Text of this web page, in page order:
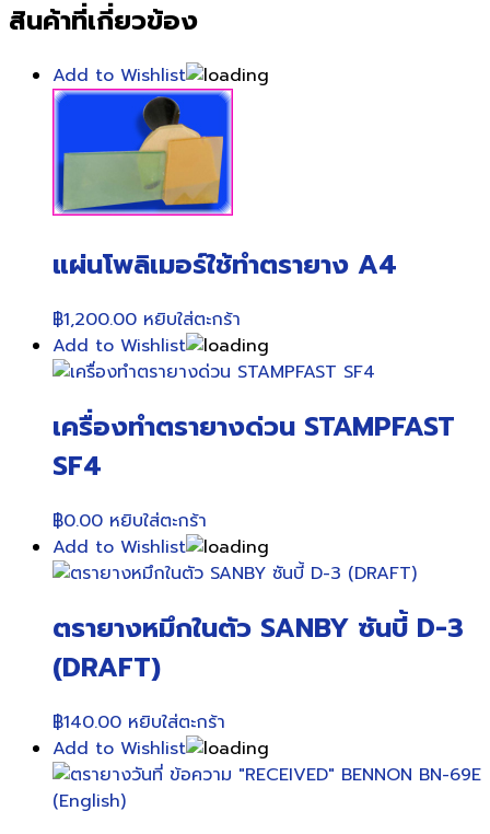
สินค้าที่เกี่ยวข้อง
Add to Wishlist
แผ่นโพลิเมอร์ใช้ทำตรายาง A4
฿1,200.00 หยิบใส่ตะกร้า
Add to Wishlist
เครื่องทำตรายางด่วน STAMPFAST
SF4
฿0.00 หยิบใส่ตะกร้า
Add to Wishlist
ตรายางหมึกในตัว SANBY ซันบี้ D-3
(DRAFT)
฿140.00 หยิบใส่ตะกร้า
Add to Wishlist